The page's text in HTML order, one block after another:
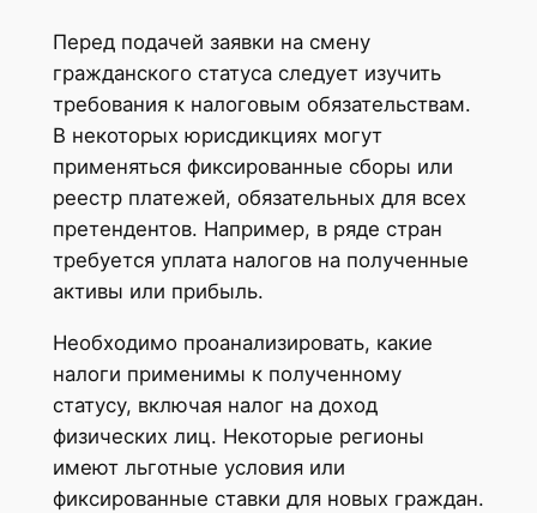
Перед подачей заявки на смену
гражданского статуса следует изучить
требования к налоговым обязательствам.
В некоторых юрисдикциях могут
применяться фиксированные сборы или
реестр платежей, обязательных для всех
претендентов. Например, в ряде стран
требуется уплата налогов на полученные
активы или прибыль.
Необходимо проанализировать, какие
налоги применимы к полученному
статусу, включая налог на доход
физических лиц. Некоторые регионы
имеют льготные условия или
фиксированные ставки для новых граждан.